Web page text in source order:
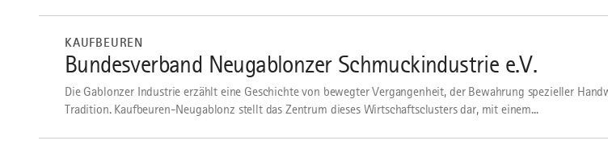
KAUFBEUREN
Bundesverband Neugablonzer Schmuckindustrie e.V.
Die Gablonzer Industrie erzählt eine Geschichte von bewegter Vergangenheit, der Bewahrung spezieller
Tradition. Kaufbeuren-Neugablonz stellt das Zentrum dieses Wirtschaftsclusters dar, mit einem...